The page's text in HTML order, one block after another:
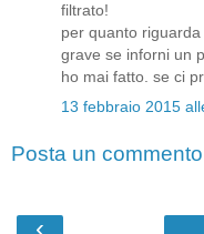
filtrato!
per quanto
grave se inforni un
ho mai fatto. se ci
13 febbraio 2015
Posta un commento